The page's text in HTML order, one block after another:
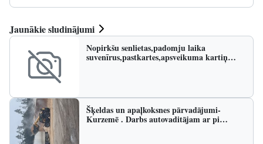
Jaunākie sludinājumi
Nopirkšu senlietas,padomju laika
suvenīrus,pastkartes,apsveikuma kartiņ…
Šķeldas un apaļkoksnes pārvadājumi-
Kurzemē . Darbs autovaditājam ar pi…